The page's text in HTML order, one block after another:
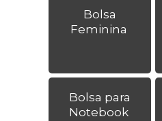
Bolsa
Feminina
Bolsa para
Notebook